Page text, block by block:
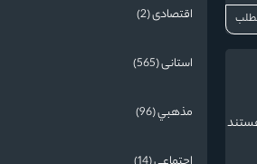
اقتصادی (2)
استانی (565)
مذهبي (96)